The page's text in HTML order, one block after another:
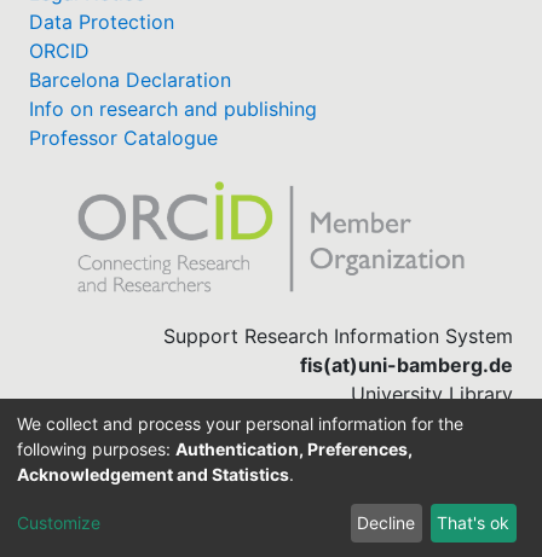
Data Protection
ORCID
Barcelona Declaration
Info on research and publishing
Professor Catalogue
Support Research Information System
fis(at)uni-bamberg.de
University Library
(0951) 863-1568
DSpace-CRIS software
We collect and process your personal information for the
following purposes: Authentication, Preferences,
Acknowledgement and Statistics.
Customize Decline That's ok